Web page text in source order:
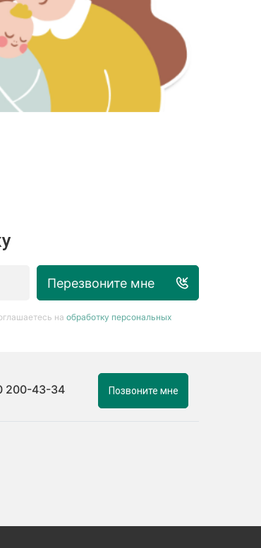
Перезвоните мне
на обработку персональных
200-43-34 Позвоните мне